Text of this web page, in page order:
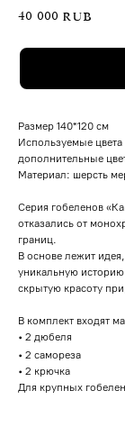
40 000 RUB
Размер 140*120 см
Используемые
дополнительные
Материал: шерсть
Серия гобеленов
отказались от
границ.
В основе лежит
уникальную
скрытую красоту
В комплект входят
• 2 дюбеля
• 2 самореза
• 2 крючка
Для крупных